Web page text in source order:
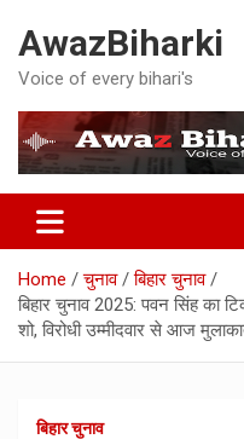
content
AwazBiharki
Voice of every bihari's
Home चुनाव
बिहार चुनाव
बिहार चुनाव 2025: पवन सिंह का
शो, विरोधी उम्मीदवार से आज
बिहार चुनाव